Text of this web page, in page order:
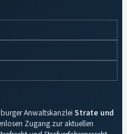
Anwaltskanzlei Strate und
Zugang zur aktuellen